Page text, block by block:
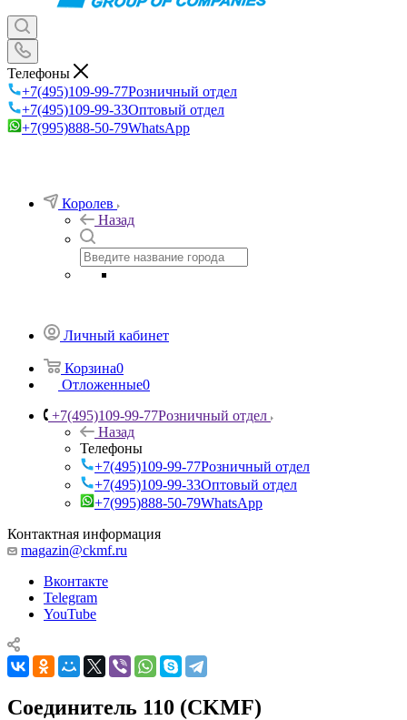
Телефоны
+7(495)109-99-77Розничный отдел
+7(495)109-99-33Оптовый отдел
+7(995)888-50-79WhatsApp
Королев
Назад
Личный кабинет
Корзина0
Отложенные0
+7(495)109-99-77Розничный отдел
Назад
Телефоны
+7(495)109-99-77Розничный отдел
+7(495)109-99-33Оптовый отдел
+7(995)888-50-79WhatsApp
Контактная информация
magazin@ckmf.ru
Вконтакте
Telegram
YouTube
Соединитель 110 (CKMF)